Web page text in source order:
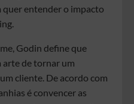
quer entender o impacto
Godin define que
arte de tornar um
cliente. De acordo com
é convencer as